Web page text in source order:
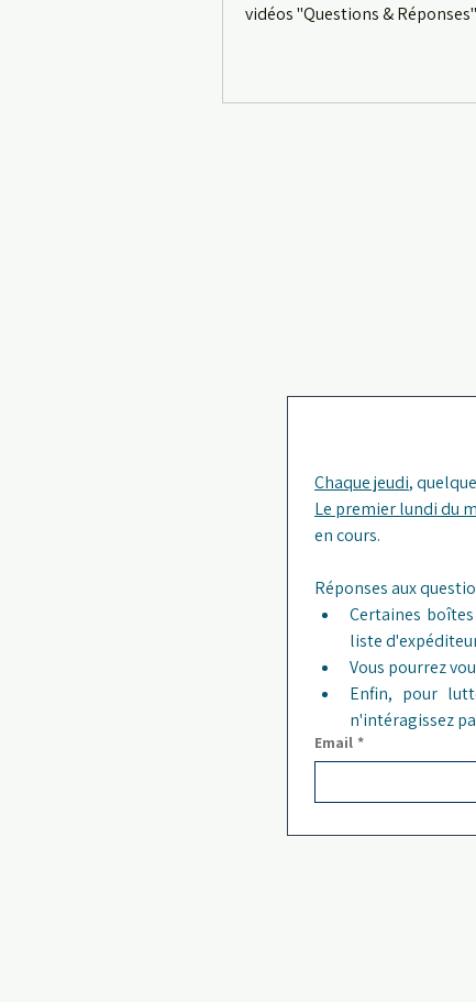
vidéos "Questions &
Chaque jeudi,
Le premier lundi du
Certaines
liste
Vous pourrez
Enfin, pour
n'intéragissez
Email *